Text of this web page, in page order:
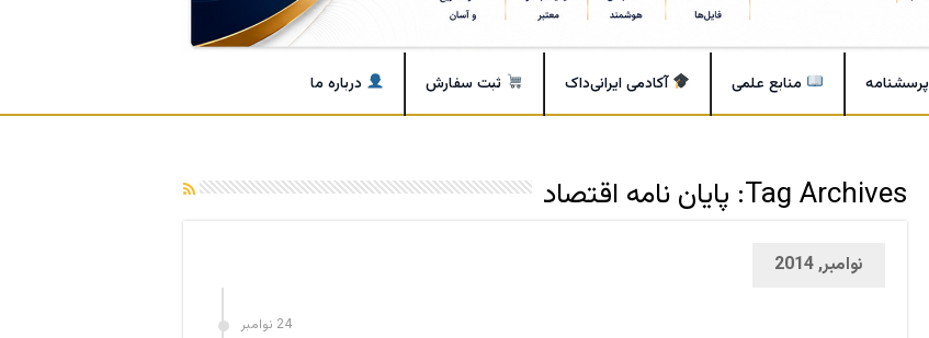
پرسشنامه منابع علمی آکادمی ایرانی‌داک ثبت سفارش درباره ما
Tag Archives: پایان نامه اقتصاد
نوامبر, 2014
24 نوامبر